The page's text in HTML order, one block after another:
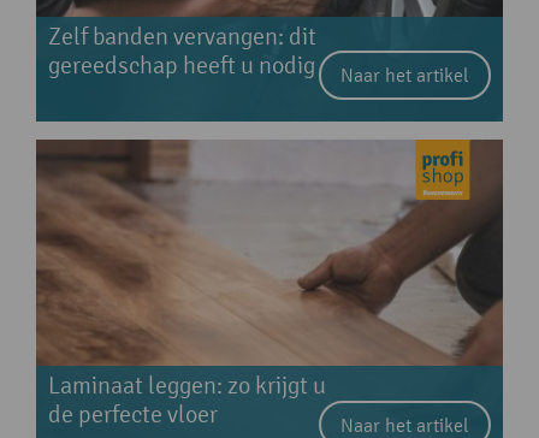
Zelf banden vervangen: dit
gereedschap heeft u nodig
Naar het artikel
Laminaat leggen: zo krijgt u
de perfecte vloer
Naar het artikel